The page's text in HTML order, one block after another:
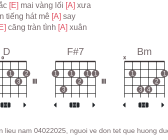
[E] mai vàng lối [A] xưa
tiếng hát mê [A] say
căng tràn tình [A] xuân
D
o
1
3
2
F#7
1
3
1
2
1 1
Bm
x
1
3 4
2
1
nam 04022025, nguoi ve don tet que huong